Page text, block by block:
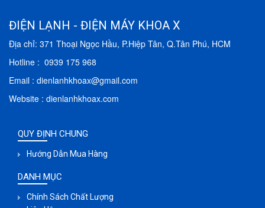
ĐIỆN LẠNH - ĐIỆN MÁY KHOA X
Địa chỉ: 371 Thoại Ngọc Hầu, P.Hiệp Tân, Q.Tân Phú, HCM
Hotline : 0939 175 968
Email : dienlanhkhoax@gmail.com
Website : dienlanhkhoax.com
QUY ĐỊNH CHUNG
Hướng Dẫn Mua Hàng
DANH MỤC
Chính Sách Chất Lượng